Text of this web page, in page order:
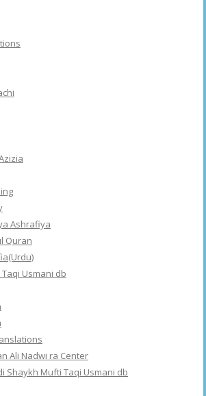
Ashrafiya
Quran
Usmani db
Ali Nadwi ra Center
Shaykh Mufti Taqi Usmani db